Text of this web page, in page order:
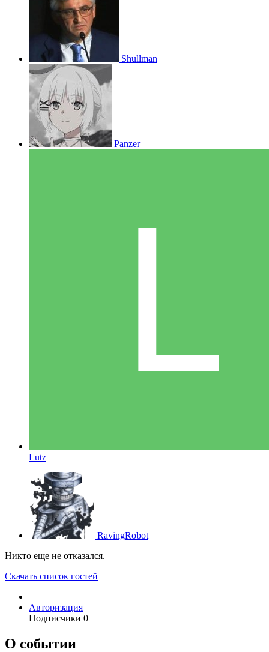
Shullman
Panzer
Lutz
RavingRobot
Никто еще не отказался.
Скачать список гостей
Авторизация
Подписчики 0
О событии